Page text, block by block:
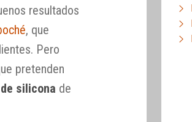
resultados
, que
Pero
pretenden
silicona de